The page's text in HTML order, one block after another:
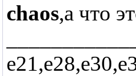
chaos,а что